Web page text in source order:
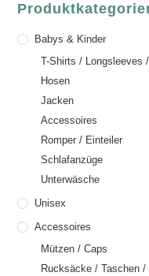
Babys & Kinder
T-Shirts / Longsleeves
Hosen
Jacken
Accessoires
Romper / Einteiler
Schlafanzüge
Unterwäsche
Unisex
Accessoires
Mützen / Caps
Rucksäcke / Taschen /